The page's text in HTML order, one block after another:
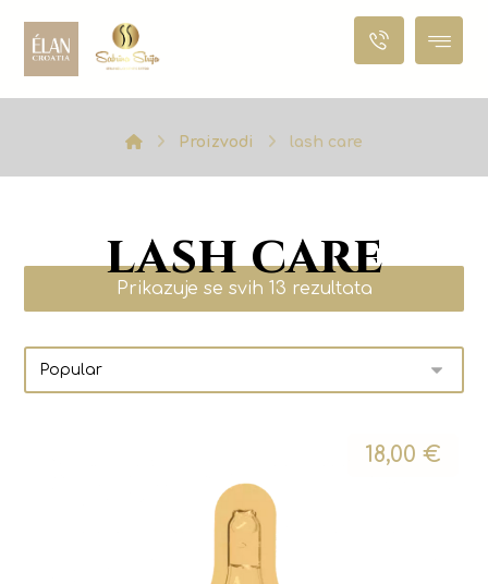
Proizvodi lash care
lash care
Prikazuje se svih 13 rezultata
18,00 €